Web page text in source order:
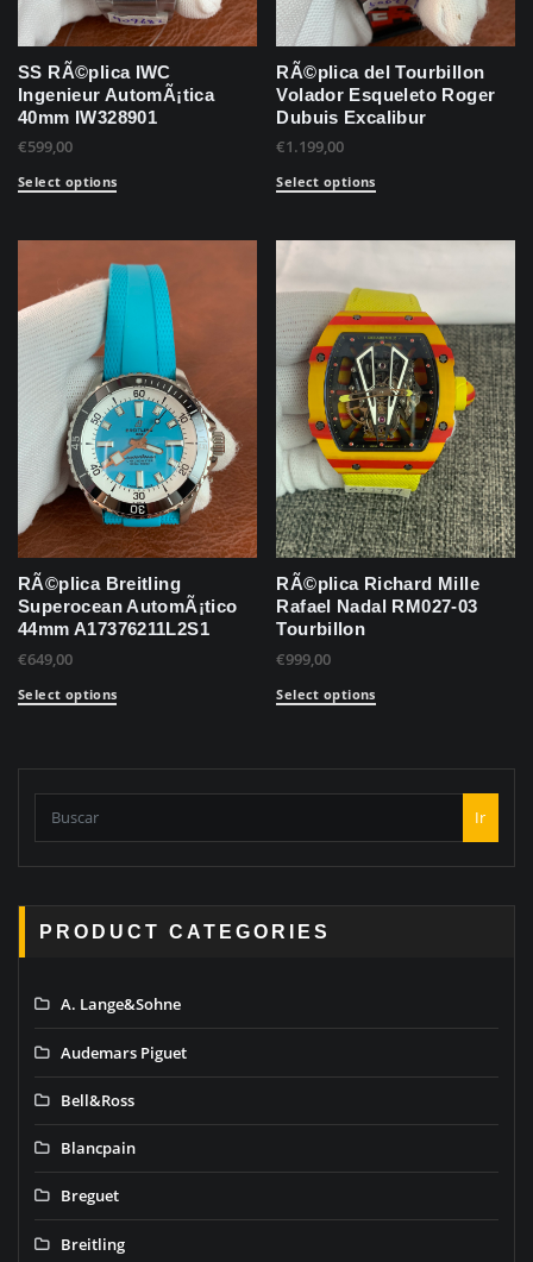
SS RÃ©plica IWC
Ingenieur AutomÃ¡tica
40mm IW328901
€599,00
Select options
RÃ©plica del Tourbillon
Volador Esqueleto Roger
Dubuis Excalibur
€1.199,00
Select options
RÃ©plica Breitling
Superocean AutomÃ¡tico
44mm A17376211L2S1
€649,00
Select options
RÃ©plica Richard Mille
Rafael Nadal RM027-03
Tourbillon
€999,00
Select options
Ir
PRODUCT CATEGORIES
A. Lange&Sohne
Audemars Piguet
Bell&Ross
Blancpain
Breguet
Breitling